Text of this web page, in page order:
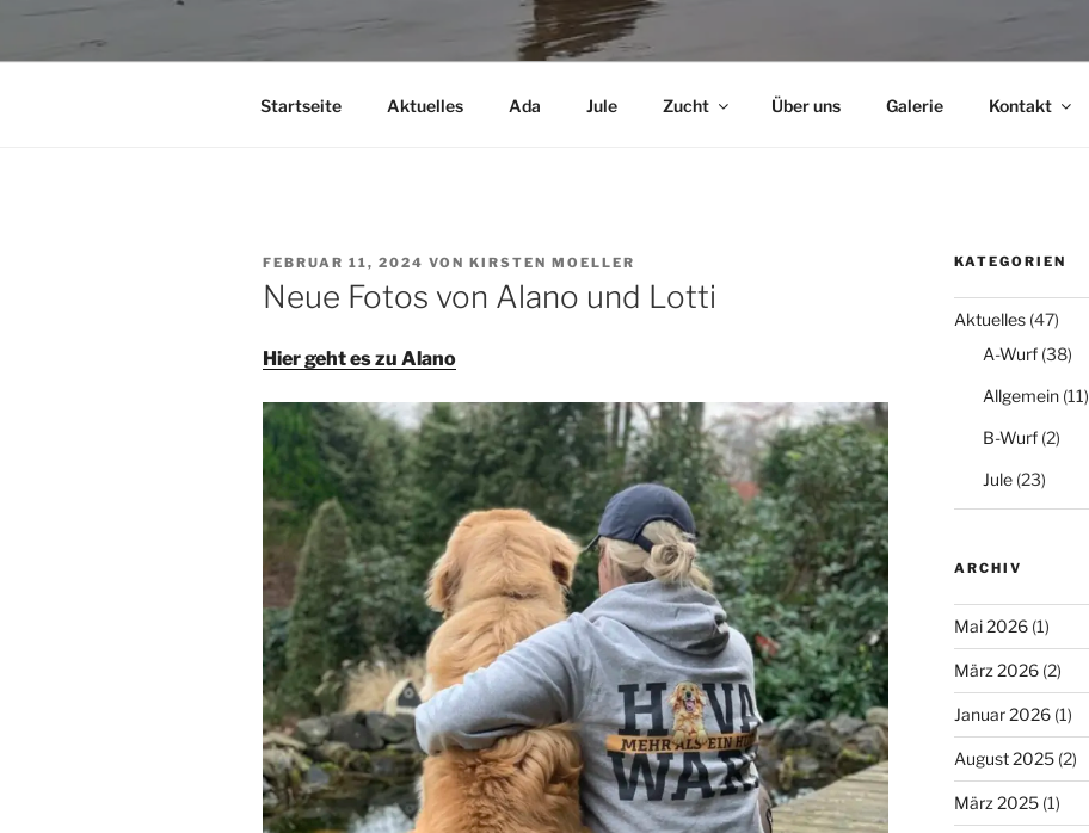
Startseite Aktuelles Ada Jule Zucht Über uns Galerie Kontakt
VERÖFFENTLICHT
AM
FEBRUAR 11, 2024 VON KIRSTEN MOELLER
Neue Fotos von Alano und Lotti
Hier geht es zu Alano
KATEGORIEN
Aktuelles(47)
A-Wurf(38)
Allgemein(11)
B-Wurf(2)
Jule(23)
ARCHIV
Mai 2026(1)
März 2026(2)
Januar 2026(1)
August 2025(2)
März 2025(1)